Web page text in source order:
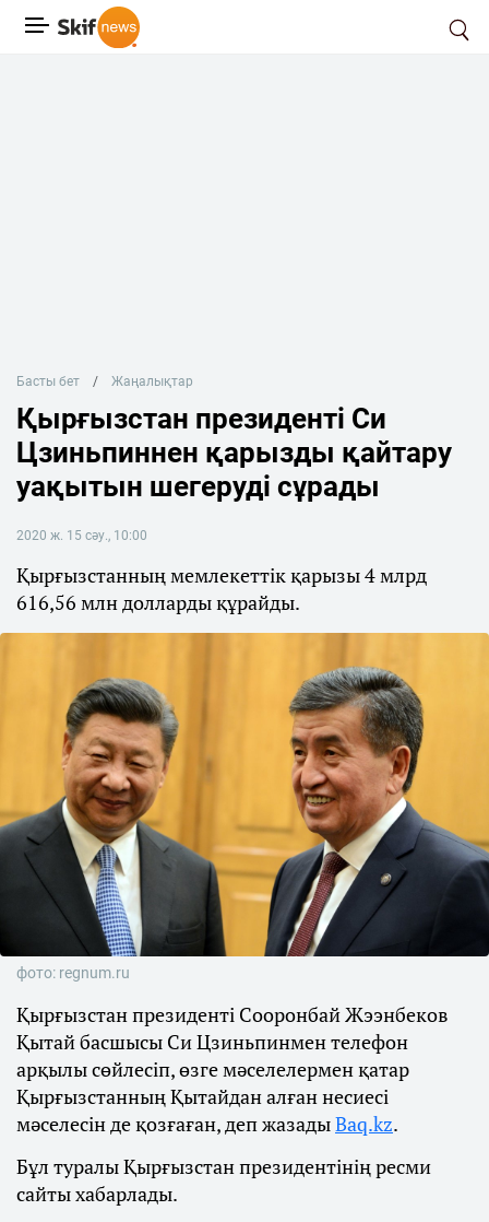
Басты бет Жаңалықтар
Қырғызстан президенті Си
Цзиньпиннен қарызды қайтару
уақытын шегеруді сұрады
2020 ж. 15 сәу., 10:00
Қырғызстанның мемлекеттік қарызы 4 млрд
616,56 млн долларды құрайды.
фото: regnum.ru
Қырғызстан президенті Сооронбай Жээнбеков
Қытай басшысы Си Цзиньпинмен телефон
арқылы сөйлесіп, өзге мәселелермен қатар
Қырғызстанның Қытайдан алған несиесі
мәселесін де қозғаған, деп жазадыBaq.kz.
Бұл туралы Қырғызстан президентінің ресми
сайты хабарлады.